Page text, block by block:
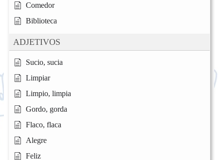
Comedor
Biblioteca
ADJETIVOS
Sucio, sucia
Limpiar
Limpio, limpia
Gordo, gorda
Flaco, flaca
Alegre
Feliz